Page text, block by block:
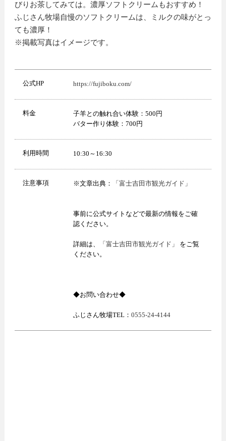
びりお茶してみては。濃厚ソフトクリームもおすすめ！
ふじさん牧場自慢のソフトクリームは、ミルクの味がとっ
ても濃厚！
※掲載写真はイメージです。
公式HP https://fujiboku.com/
料金
子羊との触れ合い体験：500円
バター作り体験：700円
利用時間 10:30～16:30
注意事項 ※文章出典： 「富士吉田市観光ガイド」
事前に公式サイトなどで最新の情報をご確
認ください。
詳細は、 「富士吉田市観光ガイド」
をご覧
ください。
◆お問い合わせ◆
ふじさん牧場TEL： 0555-24-4144